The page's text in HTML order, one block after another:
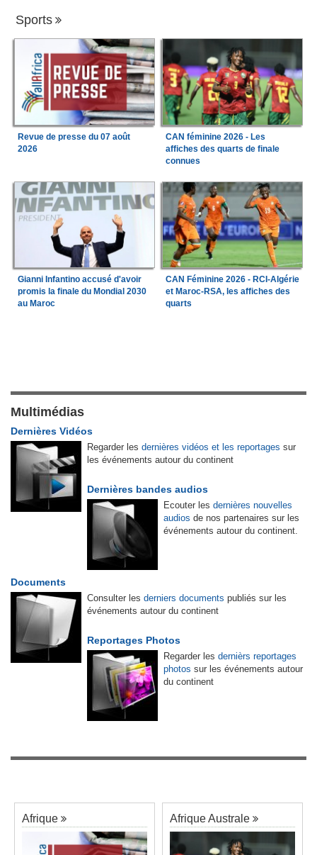
Sports
Revue de presse du 07 août
2026
CAN féminine 2026 - Les
affiches des quarts de finale
connues
Gianni Infantino accusé d'avoir
promis la finale du Mondial 2030
au Maroc
CAN Féminine 2026 - RCI-Algérie
et Maroc-RSA, les affiches des
quarts
Multimédias
Dernières Vidéos
Regarder les dernières vidéos et les reportages sur
les événements autour du continent
Dernières bandes audios
Ecouter les dernières nouvelles
audios de nos partenaires sur les
événements autour du continent.
Documents
Consulter les derniers documents publiés sur les
événements autour du continent
Reportages Photos
Regarder les dernièrs reportages
photos sur les événements autour
du continent
Afrique Afrique Australe